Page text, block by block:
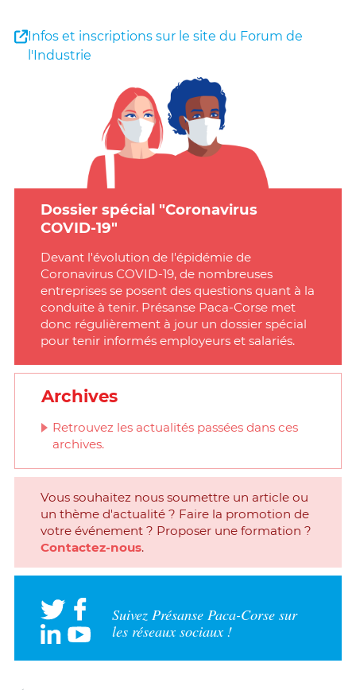
Infos et inscriptions sur le site du Forum de
l'Industrie
Dossier spécial "Coronavirus
COVID-19"
Devant l'évolution de l'épidémie de
Coronavirus COVID-19, de nombreuses
entreprises se posent des questions quant à la
conduite à tenir. Présanse Paca-Corse met
donc régulièrement à jour un dossier spécial
pour tenir informés employeurs et salariés.
Archives
Retrouvez les actualités passées dans ces
archives.
Vous souhaitez nous soumettre un article ou
un thème d'actualité ? Faire la promotion de
votre événement ? Proposer une formation ?
Contactez-nous.
Suivez Présanse Paca-Corse sur
les réseaux sociaux !